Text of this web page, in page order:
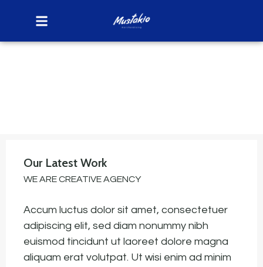
Our Latest Work
WE ARE CREATIVE AGENCY
Accum luctus dolor sit amet, consectetuer
adipiscing elit, sed diam nonummy nibh
euismod tincidunt ut laoreet dolore magna
aliquam erat volutpat. Ut wisi enim ad minim